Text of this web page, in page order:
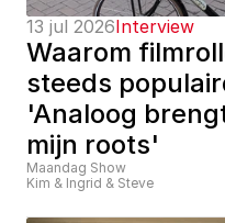
13 jul 2026Interview
Waarom
steeds
'Analoog
mijn roots'
Maandag Show
Kim & Ingrid & Steve